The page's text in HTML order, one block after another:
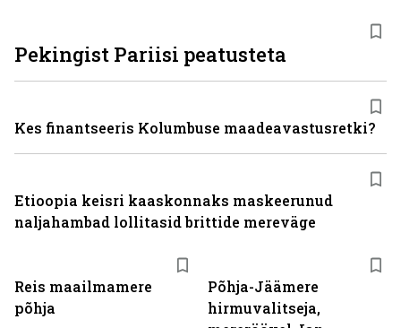
Reis maailmamere
põhja
Põhja-Jäämere
hirmuvalitseja,
Pekingist Pariisi peatusteta
Kes finantseeris Kolumbuse maadeavastusretki?
Etioopia keisri kaaskonnaks maskeerunud
naljahambad lollitasid brittide mereväge